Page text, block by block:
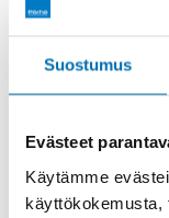
Suostumus
Evästeet
Käytämme
käyttökokemusta,